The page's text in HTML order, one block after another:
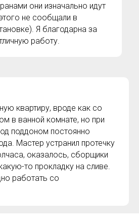
они изначально идут
не сообщали в
Я благодарна за
работу.
квартиру, вроде как со
в ванной комнате, но при
поддоном постоянно
Мастер устранил протечку
оказалось, сборщики
то прокладку на сливе.
работать со